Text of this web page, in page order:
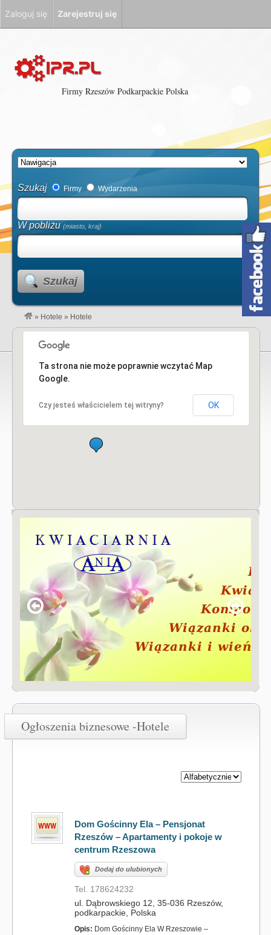
Firmy Rzeszów Podkarpackie Polska
Szukaj Firmy Wydarzenia
W pobliżu (miasto, kraj)
Szukaj
» Hotele » Hotele
Ta strona nie może poprawnie wczytać Map
Google.
Czy jesteś właścicielem tej witryny? OK
Ogłoszenia biznesowe -Hotele
Dom Gościnny Ela – Pensjonat
Rzeszów – Apartamenty i pokoje w
centrum Rzeszowa
Dodaj do ulubionych
Tel. 178624232
ul. Dąbrowskiego 12, 35-036 Rzeszów,
podkarpackie, Polska
Opis: Dom Gościnny Ela W Rzeszowie –
Zaloguj się Zarejestruj się